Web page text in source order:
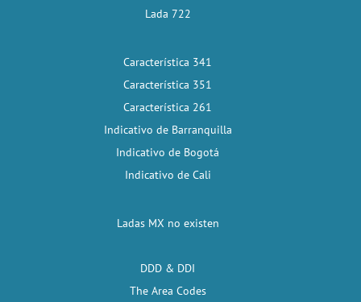
Lada 722
Característica 341
Característica 351
Característica 261
Indicativo de Barranquilla
Indicativo de Bogotá
Indicativo de Cali
Ladas MX no existen
DDD & DDI
The Area Codes